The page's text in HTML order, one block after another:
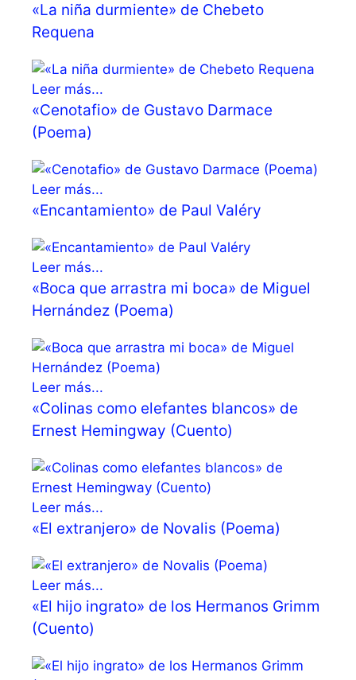
«La niña durmiente» de Chebeto
Requena
Leer más...
«Cenotafio» de Gustavo Darmace
(Poema)
Leer más...
«Encantamiento» de Paul Valéry
Leer más...
«Boca que arrastra mi boca» de Miguel
Hernández (Poema)
Leer más...
«Colinas como elefantes blancos» de
Ernest Hemingway (Cuento)
Leer más...
«El extranjero» de Novalis (Poema)
Leer más...
«El hijo ingrato» de los Hermanos Grimm
(Cuento)